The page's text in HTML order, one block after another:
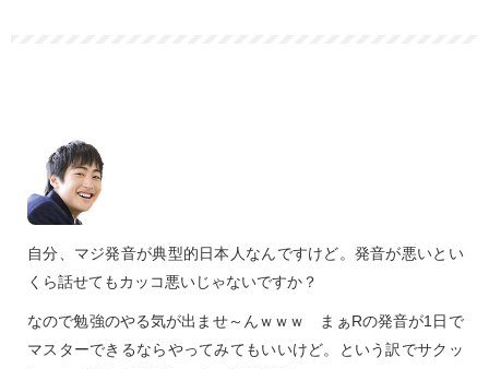
自分、マジ発音が典型的日本人なんですけど。発音が悪いとい
くら話せてもカッコ悪いじゃないですか？
なので勉強のやる気が出ませ～んｗｗｗ まぁRの発音が1日で
マスターできるならやってみてもいいけど。という訳でサクッ